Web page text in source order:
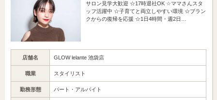
サロン見学大歓迎 ☆17時退社OK ☆ママさんスタ
ッフ活躍中 ☆子育てと両立しやすい環境 ☆ブラン
クからの復帰を応援 ☆1日4時間・週2日…
店舗名 GLOW lelante 池袋店
職業 スタイリスト
勤務形態 パート・アルバイト